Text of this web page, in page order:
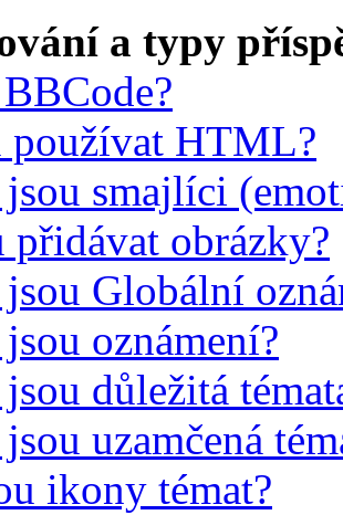
a typy
používat HTML?
smajlíci
přidávat obrázky?
Globální
oznámení?
důležitá
uzamčená
ikony témat?